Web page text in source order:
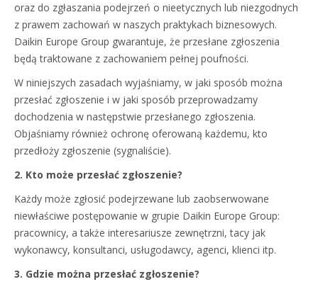
oraz do zgłaszania podejrzeń o nieetycznych lub niezgodnych
z prawem zachowań w naszych praktykach biznesowych.
Daikin Europe Group gwarantuje, że przesłane zgłoszenia
będą traktowane z zachowaniem pełnej poufności.
W niniejszych zasadach wyjaśniamy, w jaki sposób można
przesłać zgłoszenie i w jaki sposób przeprowadzamy
dochodzenia w następstwie przesłanego zgłoszenia.
Objaśniamy również ochronę oferowaną każdemu, kto
przedłoży zgłoszenie (sygnaliście).
2. Kto może przesłać zgłoszenie?
Każdy może zgłosić podejrzewane lub zaobserwowane
niewłaściwe postępowanie w grupie Daikin Europe Group:
pracownicy, a także interesariusze zewnętrzni, tacy jak
wykonawcy, konsultanci, usługodawcy, agenci, klienci itp.
3. Gdzie można przesłać zgłoszenie?